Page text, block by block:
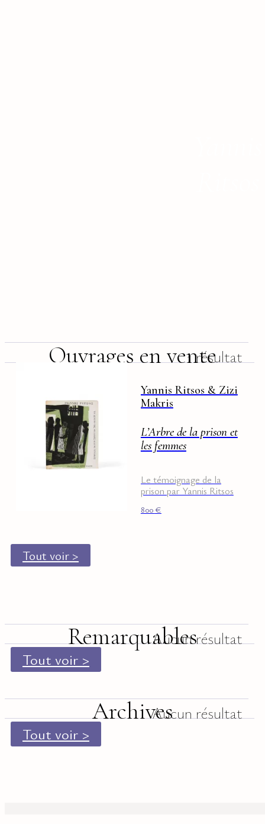
Ouvrages en vente
1 résultat
Yannis Ritsos & Zizi
Makris
L’Arbre de la prison et
les femmes
Le témoignage de la
prison par Yannis Ritsos
800€
Tout voir >
RemarquablesAucun résultat
Tout voir >
ArchivesAucun résultat
Tout voir >